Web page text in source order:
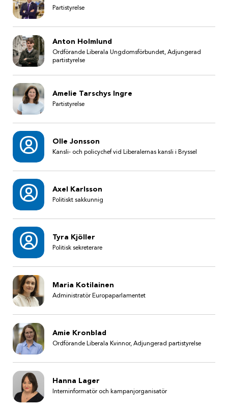
Partistyrelse
Anton Holmlund
Ordförande Liberala Ungdomsförbundet, Adjungerad
partistyrelse
Amelie Tarschys Ingre
Partistyrelse
Olle Jonsson
Kansli- och policychef vid Liberalernas kansli i Bryssel
Axel Karlsson
Politiskt sakkunnig
Tyra Kjöller
Politisk sekreterare
Maria Kotilainen
Administratör Europaparlamentet
Amie Kronblad
Ordförande Liberala Kvinnor, Adjungerad partistyrelse
Hanna Lager
Interninformatör och kampanjorganisatör